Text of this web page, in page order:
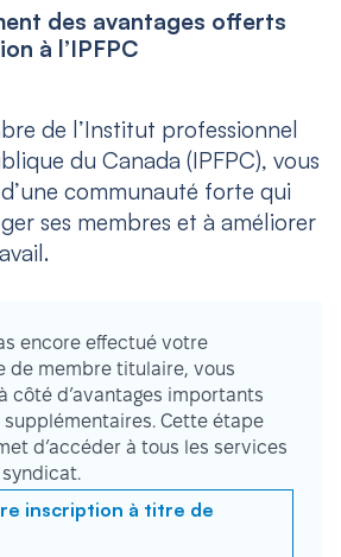
des avantages offerts
à l’IPFPC
de l’Institut professionnel
du Canada (IPFPC), vous
communauté forte qui
ses membres et à améliorer
encore effectué votre
de membre titulaire, vous
côté d’avantages importants
Cette étape
d’accéder à tous les services
inscription à titre de